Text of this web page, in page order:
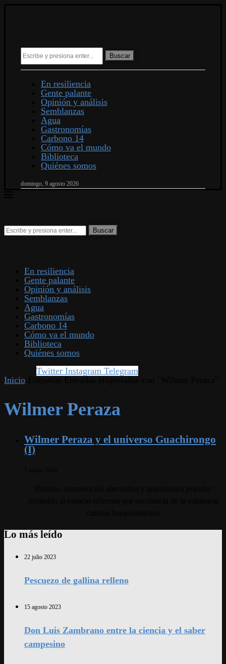
Buscar
En resiliencia
Gente palante
Opinión y análisis
Semblanzas
Agua
Gastronomías
Carbono 14
Cómo va el mundo
Biblioteca
Quiénes somos
domingo, 9 agosto 2026
En resiliencia
Gente palante
Opinión y análisis
Semblanzas
Agua
Gastronomías
Carbono 14
Cómo va el mundo
Biblioteca
Quiénes somos
Twitter Instagram Telegram
Inicio
Wilmer Peraza
Wilmer Peraza y el universo Guachirongo
(I)
Lo más leído
22 julio 2023
Pescuezo de gallina relleno
15 agosto 2023
Don Luis Zambrano entre la ciencia y el saber
campesino